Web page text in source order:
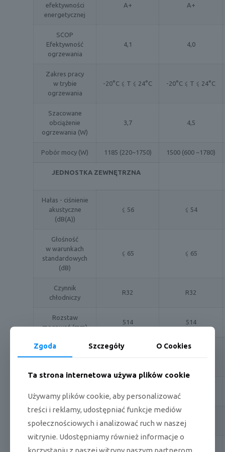
efektywności
energetycznej
A+ A+
SCOP
Efektywność
ogrzewania
4,1 4,0
Zakres pracy
w trybie
ogrzewania
-20°C ⩽ T ⩽ 24°C -20°C ⩽ T ⩽ 24°C
Szacowane
obciążenie
ogrzewania (W)
3,7 4,5
Pobór mocy (W) 1185 (220~1750) 1500 (600 ~1780)
JEDNOSTKA ZEWNĘTRZNA
Hałas - ciśnienie
akustyczne
(dB(A))
⩽ 56 ⩽ 54
Głośność
w warunkach
standardowych
(dB)
⩽ 65 ⩽ 65
Czynnik
chłodniczy
R32 R32
Rozstaw
mocowań (mm)
514 514
Wymiary
opakowania
urządzenia (mm)
Waga brutto /
netto (kg)
34,7 / 31,6 38 / 35
Zgoda Szczegóły O Cookies
Ta strona internetowa używa plików cookie
Używamy plików cookie, aby personalizować
treści i reklamy, udostępniać funkcje mediów
społecznościowych i analizować ruch w naszej
witrynie. Udostępniamy również informacje o
korzystaniu z naszej witryny naszym partnerom